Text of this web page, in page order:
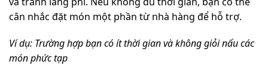
cân nhắc đặt món một phần từ nhà hàng để hỗ trợ.
Ví dụ: Trường hợp bạn có ít thời gian và không giỏi nấu các
món phức tạp